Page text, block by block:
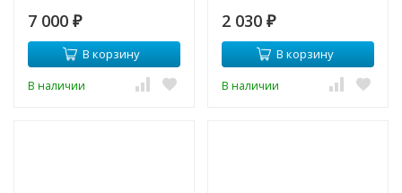
7 000 ₽
В корзину
В наличии
2 030 ₽
В корзину
В наличии